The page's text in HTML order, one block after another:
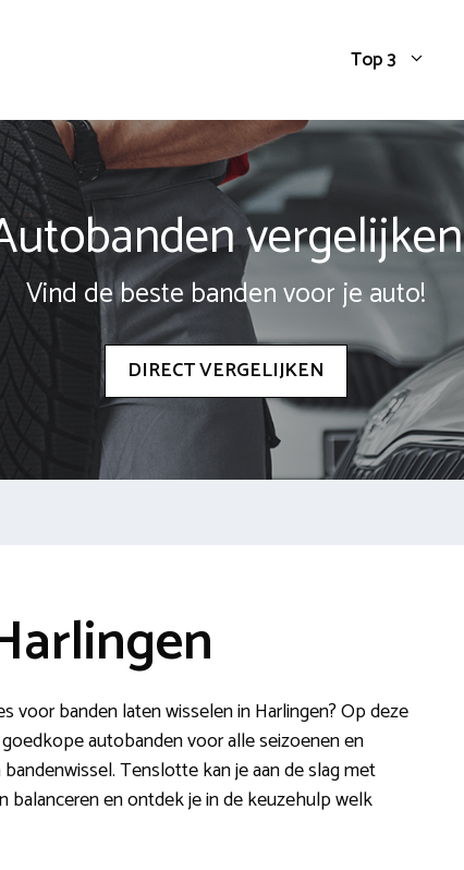
Top 3
vergelijken
Vind de beste banden voor je auto!
DIRECT VERGELIJKEN
voor banden laten wisselen in Harlingen? Op deze
autobanden voor alle seizoenen en
Tenslotte kan je aan de slag met
en ontdek je in de keuzehulp welk